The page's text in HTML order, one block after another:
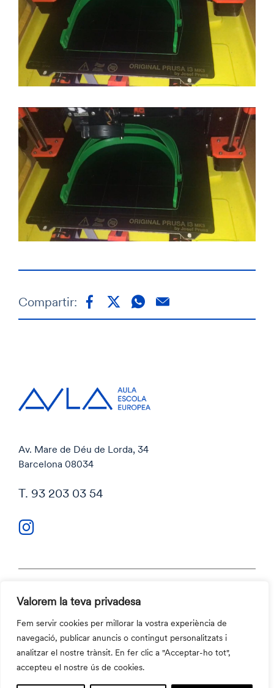
Valorem la teva privadesa
Fem servir cookies per millorar la vostra experiència de
navegació, publicar anuncis o contingut personalitzats i
analitzar el nostre trànsit. En fer clic a "Acceptar-ho tot",
accepteu el nostre ús de cookies.
Compartir:
Av. Mare de Déu de Lorda, 34
Barcelona 08034
T. 93 203 03 54
Política de privacitat
Política de cookies
Codi ètic i Canal ètic
Contacte
©2026 Aula Escola Europea